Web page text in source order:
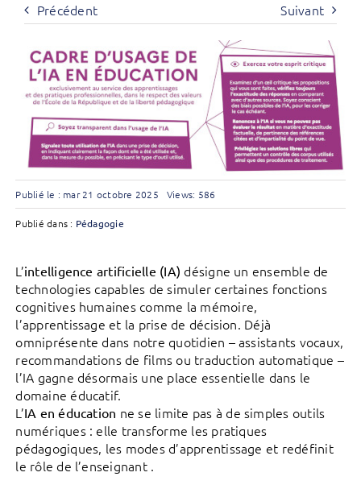
Précédent Suivant
Publié le : mar 21 octobre 2025 Views: 586
Publié dans : Pédagogie
L’intelligence artificielle (IA) désigne un ensemble de
technologies capables de simuler certaines fonctions
cognitives humaines comme la mémoire,
l’apprentissage et la prise de décision. Déjà
omniprésente dans notre quotidien – assistants vocaux,
recommandations de films ou traduction automatique –
l’IA gagne désormais une place essentielle dans le
domaine éducatif.
L’IA en éducation ne se limite pas à de simples outils
numériques : elle transforme les pratiques
pédagogiques, les modes d’apprentissage et redéfinit
le rôle de l’enseignant .